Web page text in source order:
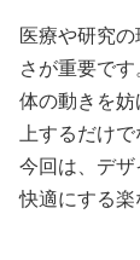
医療や研究
さが重要です。
体の動きを
上するだけで
今回は、デ
快適にする楽